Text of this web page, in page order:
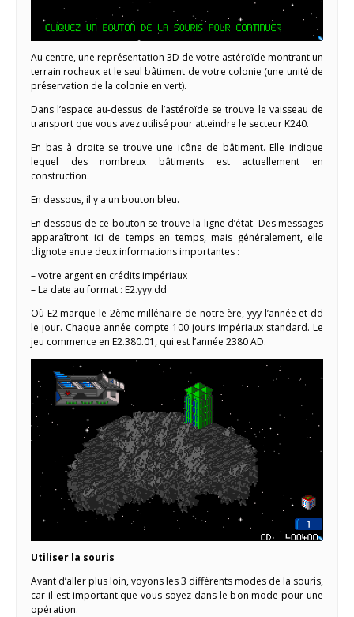
Au centre, une représentation 3D de votre astéroïde montrant un
terrain rocheux et le seul bâtiment de votre colonie (une unité de
préservation de la colonie en vert).
Dans l’espace au-dessus de l’astéroïde se trouve le vaisseau de
transport que vous avez utilisé pour atteindre le secteur K240.
En bas à droite se trouve une icône de bâtiment. Elle indique
lequel des nombreux bâtiments est actuellement en
construction.
En dessous, il y a un bouton bleu.
En dessous de ce bouton se trouve la ligne d’état. Des messages
apparaîtront ici de temps en temps, mais généralement, elle
clignote entre deux informations importantes :
– votre argent en crédits impériaux
– La date au format : E2.yyy.dd
Où E2 marque le 2ème millénaire de notre ère, yyy l’année et dd
le jour. Chaque année compte 100 jours impériaux standard. Le
jeu commence en E2.380.01, qui est l’année 2380 AD.
Utiliser la souris
Avant d’aller plus loin, voyons les 3 différents modes de la souris,
car il est important que vous soyez dans le bon mode pour une
opération.